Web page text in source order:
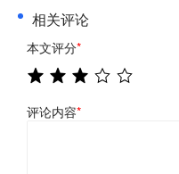
相关评论
本文评分*
评论内容*